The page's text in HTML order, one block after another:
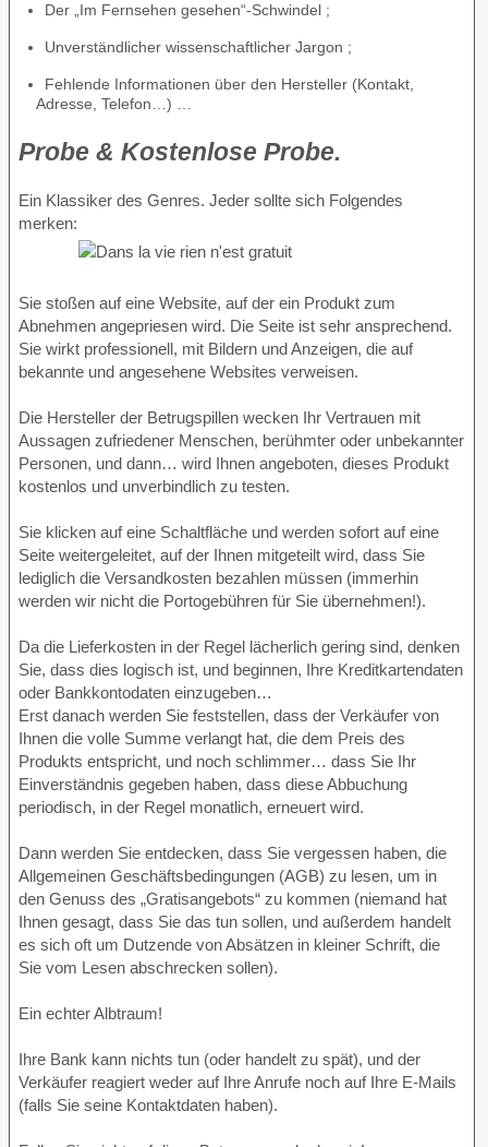
Der „Im Fernsehen gesehen“-Schwindel ;
Unverständlicher wissenschaftlicher Jargon ;
Fehlende Informationen über den Hersteller (Kontakt,
Adresse, Telefon…) …
Probe & Kostenlose Probe.
Ein Klassiker des Genres. Jeder sollte sich Folgendes
merken:
Sie stoßen auf eine Website, auf der ein Produkt zum
Abnehmen angepriesen wird. Die Seite ist sehr ansprechend.
Sie wirkt professionell, mit Bildern und Anzeigen, die auf
bekannte und angesehene Websites verweisen.
Die Hersteller der Betrugspillen wecken Ihr Vertrauen mit
Aussagen zufriedener Menschen, berühmter oder unbekannter
Personen, und dann… wird Ihnen angeboten, dieses Produkt
kostenlos und unverbindlich zu testen.
Sie klicken auf eine Schaltfläche und werden sofort auf eine
Seite weitergeleitet, auf der Ihnen mitgeteilt wird, dass Sie
lediglich die Versandkosten bezahlen müssen (immerhin
werden wir nicht die Portogebühren für Sie übernehmen!).
Da die Lieferkosten in der Regel lächerlich gering sind, denken
Sie, dass dies logisch ist, und beginnen, Ihre Kreditkartendaten
oder Bankkontodaten einzugeben…
Erst danach werden Sie feststellen, dass der Verkäufer von
Ihnen die volle Summe verlangt hat, die dem Preis des
Produkts entspricht, und noch schlimmer… dass Sie Ihr
Einverständnis gegeben haben, dass diese Abbuchung
periodisch, in der Regel monatlich, erneuert wird.
Dann werden Sie entdecken, dass Sie vergessen haben, die
Allgemeinen Geschäftsbedingungen (AGB) zu lesen, um in
den Genuss des „Gratisangebots“ zu kommen (niemand hat
Ihnen gesagt, dass Sie das tun sollen, und außerdem handelt
es sich oft um Dutzende von Absätzen in kleiner Schrift, die
Sie vom Lesen abschrecken sollen).
Ein echter Albtraum!
Ihre Bank kann nichts tun (oder handelt zu spät), und der
Verkäufer reagiert weder auf Ihre Anrufe noch auf Ihre E-Mails
(falls Sie seine Kontaktdaten haben).